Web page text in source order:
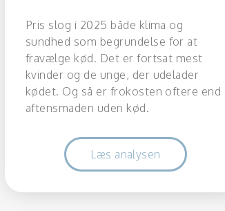
Pris slog i 2025 både klima og
sundhed som begrundelse for at
fravælge kød. Det er fortsat mest
kvinder og de unge, der udelader
kødet. Og så er frokosten oftere end
aftensmaden uden kød.
Læs analysen